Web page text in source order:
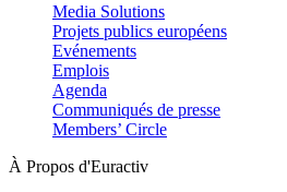
Media Solutions
Projets publics européens
Evénements
Emplois
Agenda
Communiqués de presse
Members’ Circle
À Propos d'Euractiv